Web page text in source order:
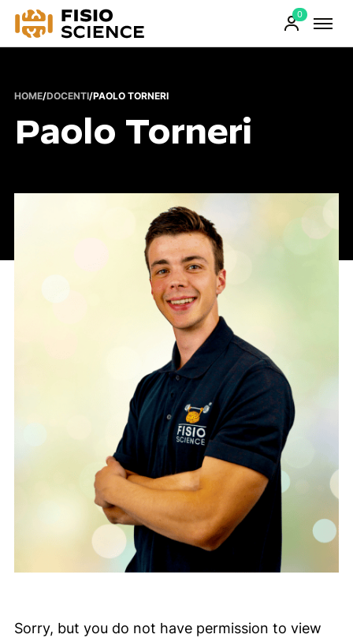
0
Prodotti
HOME/DOCENTI/PAOLO TORNERI
Paolo Torneri
Sorry, but you do not have permission to view